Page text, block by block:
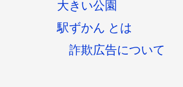
大きい公園
駅ずかん とは
詐欺広告について